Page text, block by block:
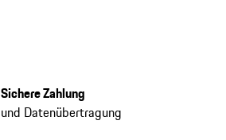
Sichere Zahlung
und Datenübertragung